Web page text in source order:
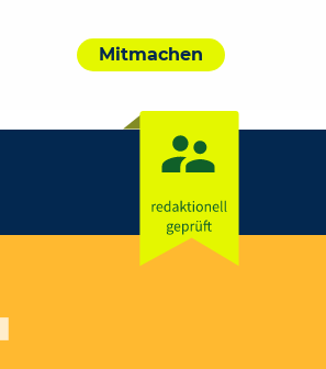
Mitmachen